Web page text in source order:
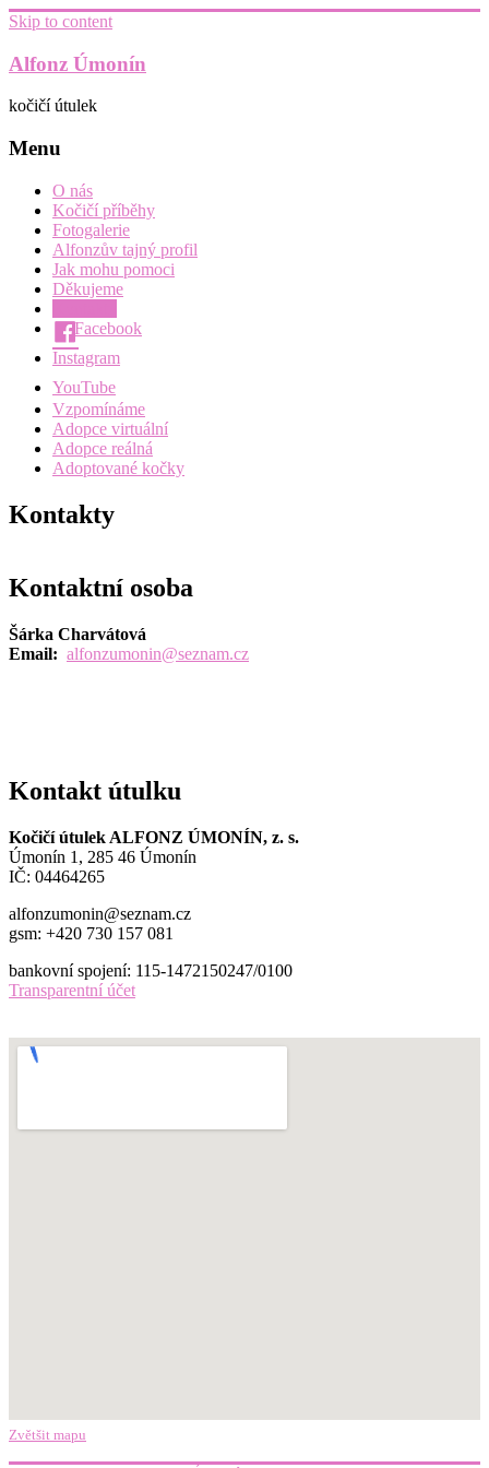
Skip to content
Alfonz Úmonín
kočičí útulek
Menu
O nás
Kočičí příběhy
Fotogalerie
Alfonzův tajný profil
Jak mohu pomoci
Děkujeme
Facebook
Instagram
YouTube
Vzpomínáme
Adopce virtuální
Adopce reálná
Adoptované kočky
Kontakty
Kontaktní osoba
Šárka Charvátová
Email: alfonzumonin@seznam.cz
Kontakt útulku
Kočičí útulek ALFONZ ÚMONÍN, z. s.
Úmonín 1, 285 46 Úmonín
IČ: 04464265
alfonzumonin@seznam.cz
gsm: +420 730 157 081
bankovní spojení: 115-1472150247/0100
Transparentní účet
Zvětšit mapu